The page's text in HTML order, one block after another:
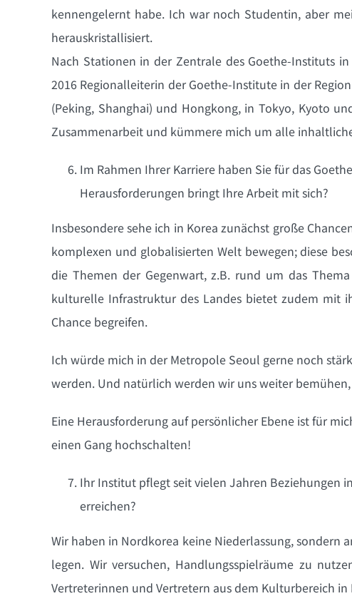
kennengelernt habe. Ich war noch Studentin, aber
herauskristallisiert.
Nach Stationen in der Zentrale des Goethe-Instituts
2016 Regionalleiterin der Goethe-Institute in der
(Peking, Shanghai) und Hongkong, in Tokyo, Kyoto
Zusammenarbeit und kümmere mich um alle
Im Rahmen Ihrer Karriere haben Sie für das
Herausforderungen bringt Ihre Arbeit mit sich?
Insbesondere sehe ich in Korea zunächst große
komplexen und globalisierten Welt bewegen; diese
die Themen der Gegenwart, z.B. rund um das
kulturelle Infrastruktur des Landes bietet zudem mit
Chance begreifen.
Ich würde mich in der Metropole Seoul gerne noch
werden. Und natürlich werden wir uns weiter
Eine Herausforderung auf persönlicher Ebene ist für
einen Gang hochschalten!
Ihr Institut pflegt seit vielen Jahren Beziehungen
erreichen?
Wir haben in Nordkorea keine Niederlassung,
legen. Wir versuchen, Handlungsspielräume zu
Vertreterinnen und Vertretern aus dem Kulturbereich